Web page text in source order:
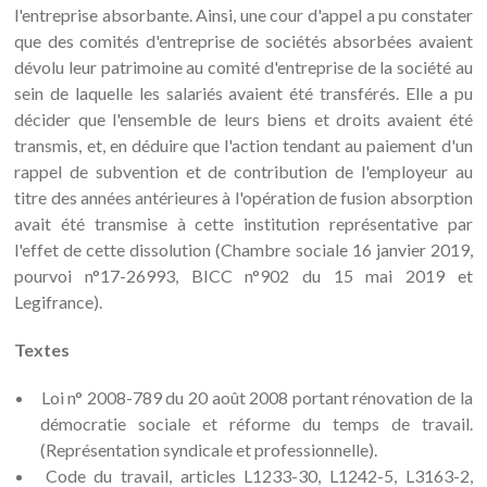
l'entreprise absorbante. Ainsi, une cour d'appel a pu constater
que des comités d'entreprise de sociétés absorbées avaient
dévolu leur patrimoine au comité d'entreprise de la société au
sein de laquelle les salariés avaient été transférés. Elle a pu
décider que l'ensemble de leurs biens et droits avaient été
transmis, et, en déduire que l'action tendant au paiement d'un
rappel de subvention et de contribution de l'employeur au
titre des années antérieures à l'opération de fusion absorption
avait été transmise à cette institution représentative par
l'effet de cette dissolution (Chambre sociale 16 janvier 2019,
pourvoi n°17-26993, BICC n°902 du 15 mai 2019 et
Legifrance).
Textes
Loi n° 2008-789 du 20 août 2008 portant rénovation de la
démocratie sociale et réforme du temps de travail.
(Représentation syndicale et professionnelle).
Code du travail, articles L1233-30, L1242-5, L3163-2,